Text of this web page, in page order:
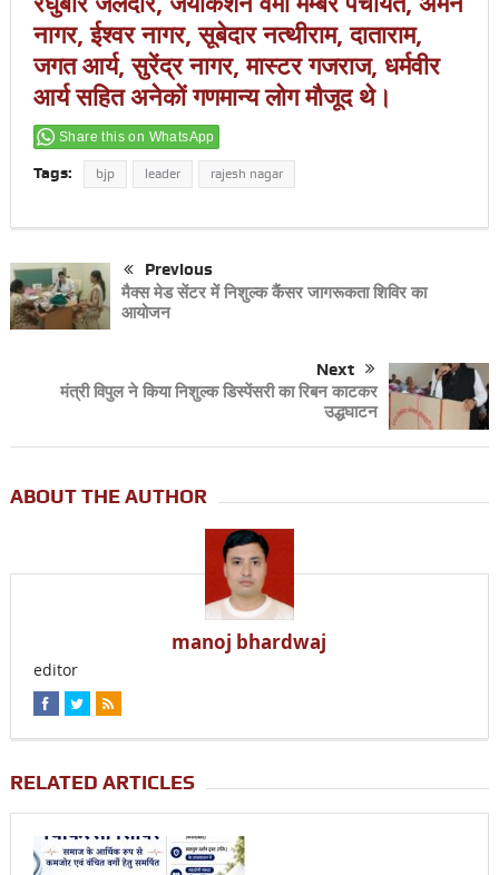
नागर, ईश्वर नागर, सूबेदार नत्थीराम, दाताराम,
जगत आर्य, सुरेंद्र नागर, मास्टर गजराज, धर्मवीर
आर्य सहित अनेकों गणमान्य लोग मौजूद थे।
Share this on WhatsApp
Tags: bjp leader rajesh nagar
Previous
मैक्स मेड सेंटर में निशुल्क कैंसर जागरूकता शिविर का
आयोजन
Next
मंत्री विपुल ने किया निशुल्क डिस्पेंसरी का रिबन काटकर
उद्धघाटन
ABOUT THE AUTHOR
manoj bhardwaj
editor
RELATED ARTICLES